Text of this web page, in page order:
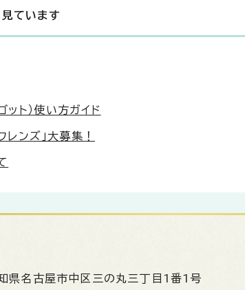
ています
ト）使い方ガイド
ンズ」大募集！
県名古屋市中区三の丸三丁目1番1号